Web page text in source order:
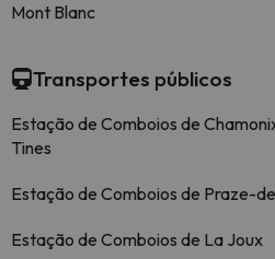
Mont Blanc
Transportes públicos
Estação de Comboios de
Tines
Estação de Comboios de Praze-
Estação de Comboios de La Joux